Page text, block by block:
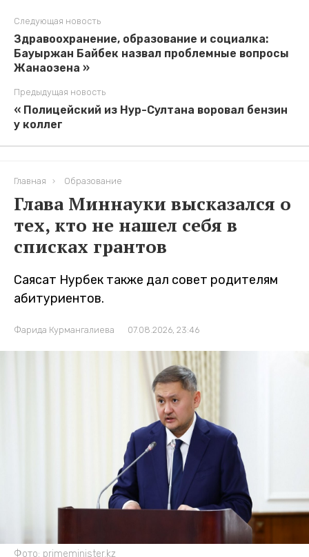
Следующая новость
Здравоохранение, образование и социалка:
Бауыржан Байбек назвал проблемные вопросы
Жанаозена »
Предыдущая новость
« Полицейский из Нур-Султана воровал бензин
у коллег